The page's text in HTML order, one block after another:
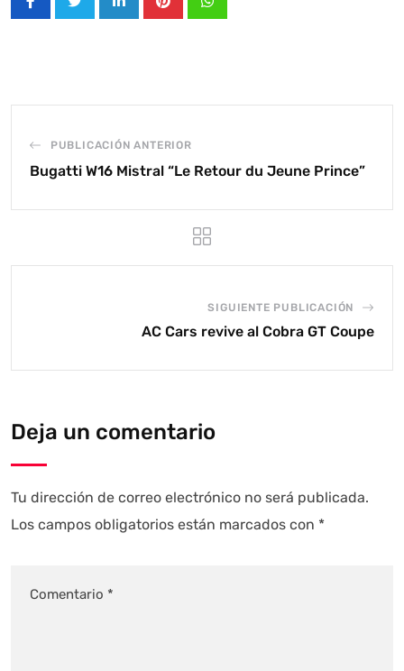
LinkedInPinterestWhatsapp
PUBLICACIÓN ANTERIOR
Bugatti W16 Mistral “Le Retour du Jeune Prince”
SIGUIENTE PUBLICACIÓN
AC Cars revive al Cobra GT Coupe
Deja un comentario
Tu dirección de correo electrónico no será publicada.
Los campos obligatorios están marcados con *